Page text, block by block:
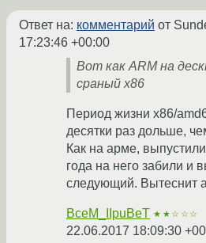
Ответ на: комментарий от
17:23:46 +00:00
Вот как ARM на
сраный x86
Период жизни x86/
десятки раз дольше,
Как на арме,
года на него забили и
следующий. Вытеснит
BceM_IIpuBeT ★★☆☆☆
22.06.2017 18:09:30